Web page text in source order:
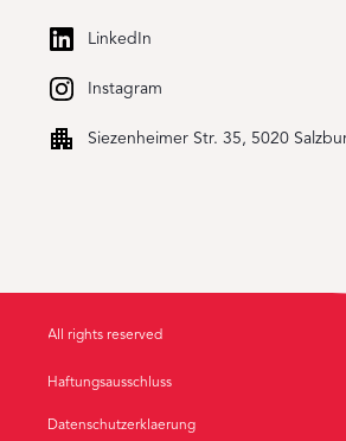
LinkedIn
Instagram
Siezenheimer Str. 35, 5020
All rights reserved
Haftungsausschluss
Datenschutzerklaerung